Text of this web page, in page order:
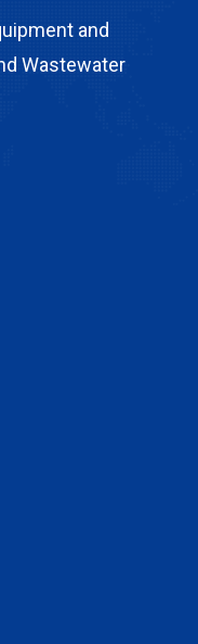
and
Wastewater